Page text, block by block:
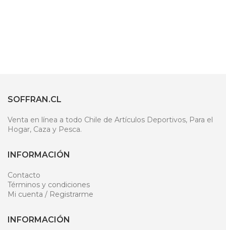
SOFFRAN.CL
Venta en línea a todo Chile de Artículos Deportivos, Para el
Hogar, Caza y Pesca.
INFORMACIÓN
Contacto
Términos y condiciones
Mi cuenta / Registrarme
INFORMACIÓN